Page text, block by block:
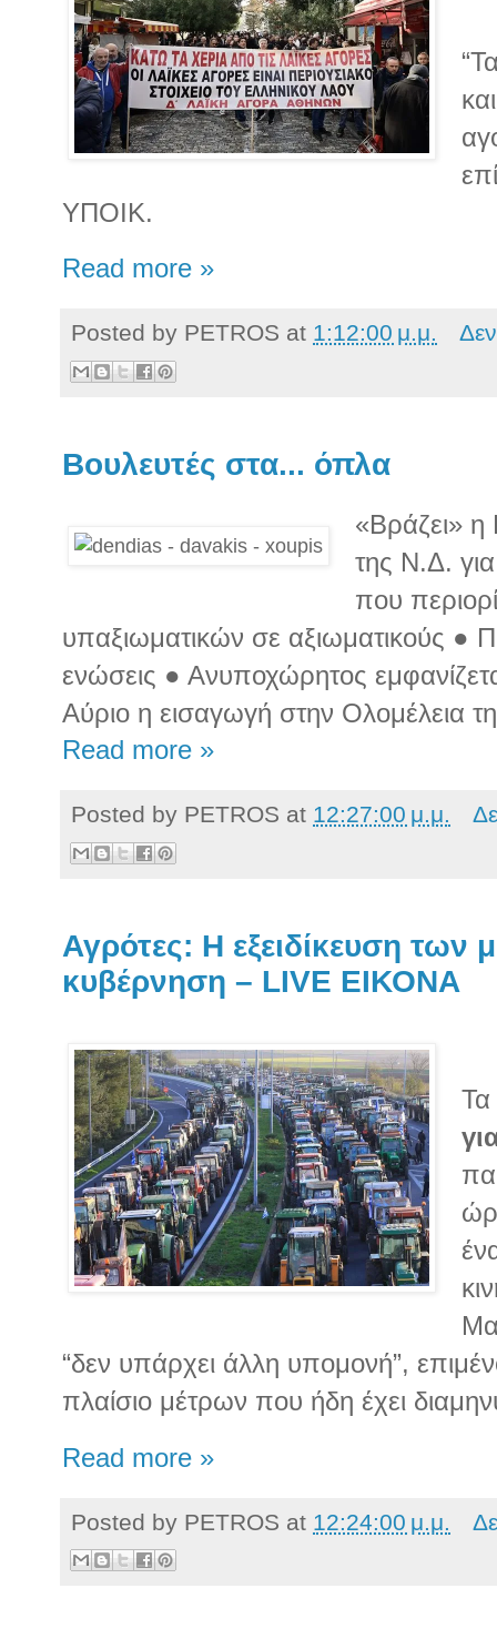
ΥΠΟΙΚ.
Read more »
Posted by PETROS at 1:12:00 μ.μ.
Βουλευτές στα... όπλα
«Βράζει» η
της Ν.Δ.
που
υπαξιωματικών σε αξιωματικούς ●
ενώσεις ● Ανυποχώρητος
Αύριο η εισαγωγή στην Ολομέλεια
Read more »
Posted by PETROS at 12:27:00 μ.μ.
Αγρότες: Η εξειδίκευση των
κυβέρνηση – LIVE ΕΙΚΟΝΑ
Τα
“δεν υπάρχει άλλη υπομονή”,
πλαίσιο μέτρων που ήδη έχει
Read more »
Posted by PETROS at 12:24:00 μ.μ.